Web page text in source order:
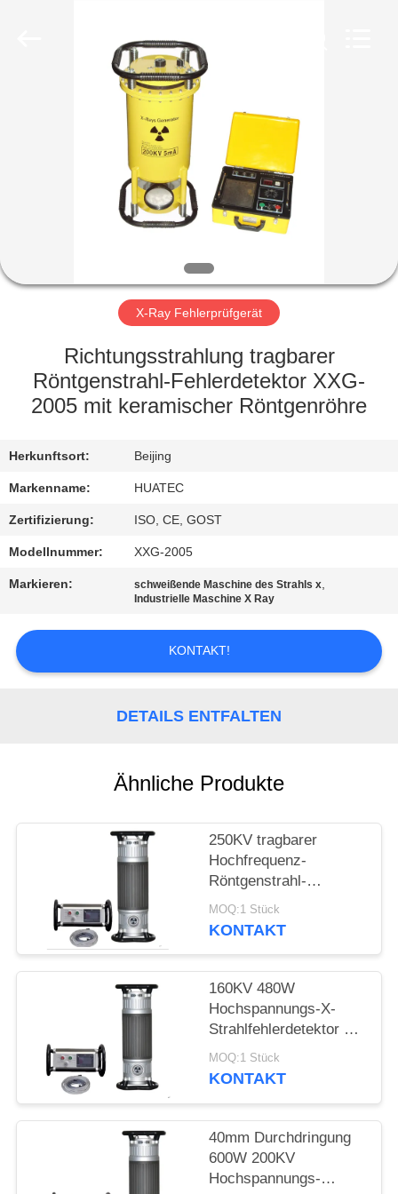
PRODUKTE
FABRIK-
AUSFLUG
QUALITÄTSKONTROLLE
SIE
MIT
UNS
IN
VERBINDUNG
FORDERN
SIE EIN
POLICY
X-Ray Fehlerprüfgerät
Richtungsstrahlung tragbarer
Röntgenstrahl-Fehlerdetektor XXG-
2005 mit keramischer Röntgenröhre
Herkunftsort: Beijing
Markenname: HUATEC
Zertifizierung: ISO, CE, GOST
Modellnummer: XXG-2005
Markieren: schweißende Maschine des Strahls x,
Industrielle Maschine X Ray
KONTAKT!
DETAILS ENTFALTEN
Ähnliche Produkte
250KV tragbarer
Hochfrequenz-
Röntgenstrahl-
Fehlerdetektor mit
50mm Durchdringung
MOQ:1 Stück
KONTAKT
160KV 480W
Hochspannungs-X-
Strahlfehlerdetektor mit
22mm Durchdringung
MOQ:1 Stück
KONTAKT
40mm Durchdringung
600W 200KV
Hochspannungs-